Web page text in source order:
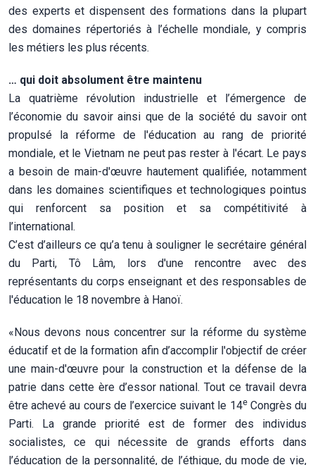
des experts et dispensent des formations dans la plupart
des domaines répertoriés à l’échelle mondiale, y compris
les métiers les plus récents.
… qui doit absolument être maintenu
La quatrième révolution industrielle et l’émergence de
l’économie du savoir ainsi que de la société du savoir ont
propulsé la réforme de l'éducation au rang de priorité
mondiale, et le Vietnam ne peut pas rester à l'écart. Le pays
a besoin de main-d'œuvre hautement qualifiée, notamment
dans les domaines scientifiques et technologiques pointus
qui renforcent sa position et sa compétitivité à
l’international.
C’est d’ailleurs ce qu’a tenu à souligner le secrétaire général
du Parti, Tô Lâm, lors d'une rencontre avec des
représentants du corps enseignant et des responsables de
l'éducation le 18 novembre à Hanoï.
«Nous devons nous concentrer sur la réforme du système
éducatif et de la formation afin d’accomplir l'objectif de créer
une main-d'œuvre pour la construction et la défense de la
patrie dans cette ère d’essor national. Tout ce travail devra
être achevé au cours de l’exercice suivant le 14eCongrès du
Parti. La grande priorité est de former des individus
socialistes, ce qui nécessite de grands efforts dans
l’éducation de la personnalité, de l’éthique, du mode de vie,